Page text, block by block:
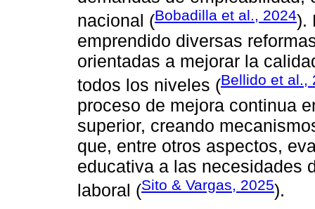
nacional (Bobadilla et al., 2024).
emprendido diversas
orientadas a mejorar la
todos los niveles (Bellido et al.,
proceso de mejora continua
superior, creando
que, entre otros aspectos,
educativa a las necesidades
laboral (Sito & Vargas, 2025).